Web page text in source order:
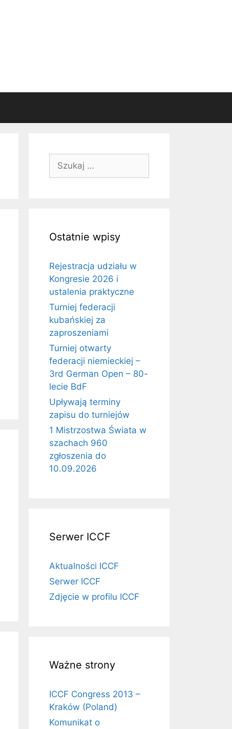
Ostatnie wpisy
Rejestracja udziału w
Kongresie 2026 i
ustalenia praktyczne
Turniej federacji
kubańskiej za
zaproszeniami
Turniej otwarty
federacji niemieckiej –
3rd German Open – 80-
lecie BdF
Upływają terminy
zapisu do turniejów
1 Mistrzostwa Świata w
szachach 960
zgłoszenia do
10.09.2026
Serwer ICCF
Aktualności ICCF
Serwer ICCF
Zdjęcie w profilu ICCF
Ważne strony
ICCF Congress 2013 –
Kraków (Poland)
Komunikat o